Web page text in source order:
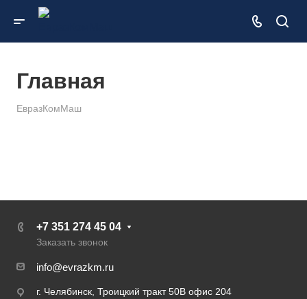
Главная
ЕвразКомМаш
+7 351 274 45 04
Заказать звонок
info@evrazkm.ru
г. Челябинск, Троицкий тракт 50В офис 204